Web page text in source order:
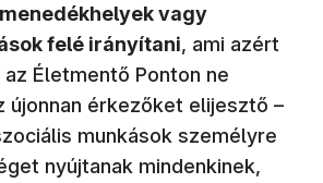
vagy
felé irányítani, ami azért
Életmentő Ponton ne
újonnan érkezőket elijesztő –
munkások személyre
nyújtanak mindenkinek,